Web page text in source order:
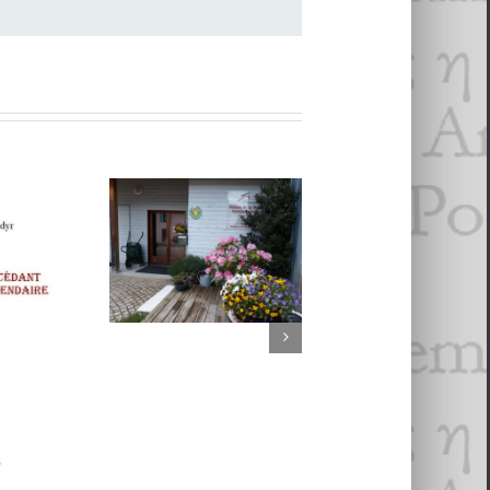
Une maison
pour la Poésie 2 :
La Maison de
Poésie
Transjurassienne
12 POÈMES
Christophe